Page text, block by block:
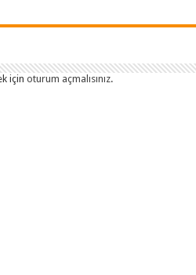
için oturum açmalısınız.